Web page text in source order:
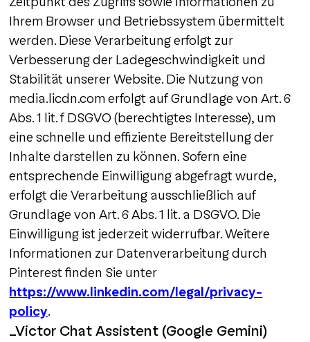
Ihrem Browser und Betriebssystem übermittelt
werden. Diese Verarbeitung erfolgt zur
Verbesserung der Ladegeschwindigkeit und
Stabilität unserer Website. Die Nutzung von
media.licdn.com erfolgt auf Grundlage von Art. 6
Abs. 1 lit. f DSGVO (berechtigtes Interesse), um
eine schnelle und effiziente Bereitstellung der
Inhalte darstellen zu können. Sofern eine
entsprechende Einwilligung abgefragt wurde,
erfolgt die Verarbeitung ausschließlich auf
Grundlage von Art. 6 Abs. 1 lit. a DSGVO. Die
Einwilligung ist jederzeit widerrufbar. Weitere
Informationen zur Datenverarbeitung durch
Pinterest finden Sie unter
https://www.linkedin.com/legal/privacy-
policy.
_Victor Chat Assistent (Google Gemini)